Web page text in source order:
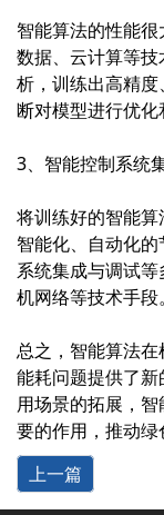
智能算法的性能
数据、云计算等
析，训练出高精
断对模型进行优化
3、智能控制系统
将训练好的智能
智能化、自动化的
系统集成与调试
机网络等技术手段。
总之，智能算法
能耗问题提供了
用场景的拓展，
要的作用，推动绿
上一篇